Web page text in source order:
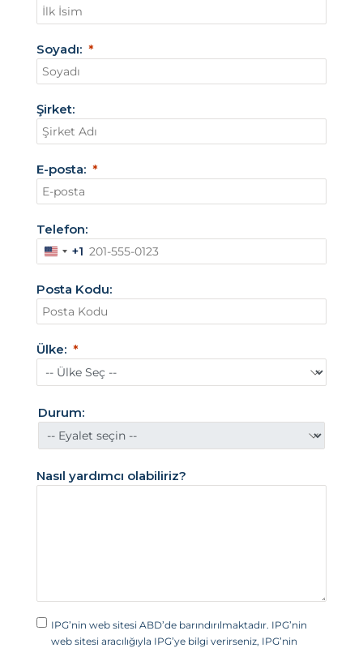
Soyadı:
Şirket:
E-posta:
Telefon:
A
e
r
k
a
i
r
e
l
+1
Posta Kodu:
Ülke:
Durum:
Nasıl yardımcı olabiliriz?
IPG’nin web sitesi ABD’de barındırılmaktadır. IPG’nin
web sitesi aracılığıyla IPG’ye bilgi verirseniz, IPG’nin